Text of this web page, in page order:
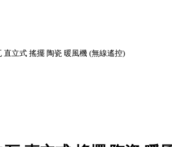
直立式 搖擺 陶瓷 暖風機 (無線遙控)